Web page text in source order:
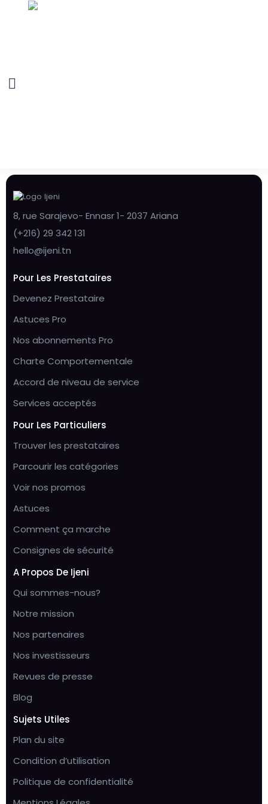
8, rue Sarajevo- Ennasr 1- 2037 Ariana
(+216) 29 342 131
hello@ijeni.tn
Pour Les Prestataires
Devenez Prestataire
Astuces Pro
Nos abonnements Pro
Charte Comportementale
Accord de niveau de service
Services acceptés
Pour Les Particuliers
Trouver les prestataires
Parcourir les catégories
Voir nos promos
Astuces
Comment ça marche
Consignes de sécurité
A Propos De Ijeni
Qui sommes-nous?
Notre mission
Nos partenaires
Nos investisseurs
Revues de presse
Blog
Sujets Utiles
Plan du site
Condition d’utilisation
Politique de confidentialité